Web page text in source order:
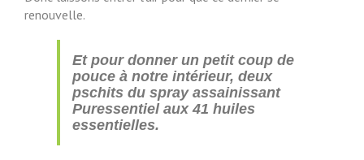
renouvelle.
Et pour donner un petit coup de
pouce à notre intérieur, deux
pschits du spray assainissant
Puressentiel aux 41 huiles
essentielles.